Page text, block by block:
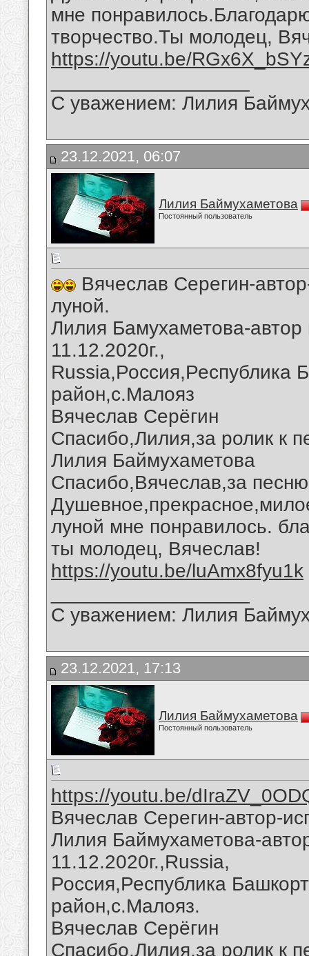
мне
творчество.Ты молодец,
https://youtu.be/
С уважением: Лилия
23.12.2021, 06:07
Лилия Баймухаметова
Постоянный пользователь
Вячеслав Серегин-
луной.
Лилия Бамухаметова-
11.12.2020г.,
Russia,Россия,Республика
район,с.Малояз
Вячеслав Серёгин
Спасибо,Лилия,за ролик к
Лилия Баймухаметова
Спасибо,Вячеслав,за
луной мне понравилось.
ты молодец, Вячеслав!
https://youtu.be/luAmx8fyu1k
С уважением: Лилия
23.12.2021, 17:13
Лилия Баймухаметова
Постоянный пользователь
https://youtu.be/
Вячеслав Серегин-автор-
Лилия Баймухаметова-
11.12.2020г.,Russia,
Россия,Республика
район,с.Малояз.
Вячеслав Серёгин
Спасибо,Лилия,за ролик к